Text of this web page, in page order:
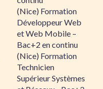
(Nice) Formation
Développeur Web
et Web Mobile –
Bac+2 en continu
(Nice) Formation
Technicien
Supérieur Systèmes